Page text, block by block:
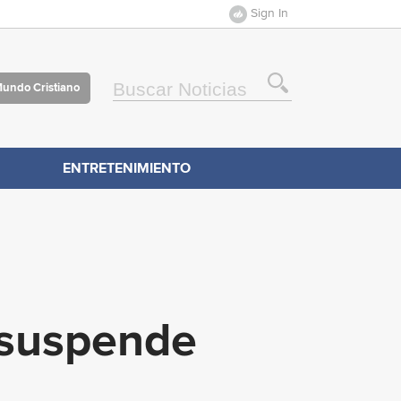
Sign In
Cristiano
ENTRETENIMIENTO